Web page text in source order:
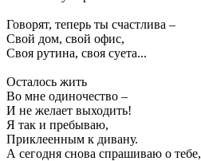
Говорят, теперь ты счастлива –
Свой дом, свой офис,
Своя рутина, своя суета...
Осталось жить
Во мне одиночество –
И не желает выходить!
Я так и пребываю,
Приклеенным к дивану.
А сегодня снова спрашиваю о тебе,